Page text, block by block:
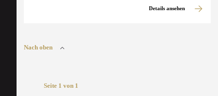
Details ansehen
Nach oben
Seite 1 von 1